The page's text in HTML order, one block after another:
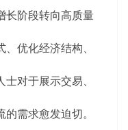
长阶段转向高质量
优化经济结构、
对于展示交易、
需求愈发迫切。